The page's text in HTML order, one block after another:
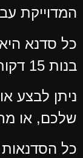
המדוייקת
בנות 15 דקות כל אחת.
ניתן לבצע
שלכם, או
כל הסדנאות